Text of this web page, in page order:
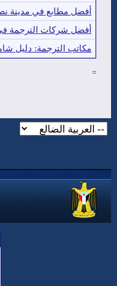
أفضل مطابع في مدينة
أفضل شركات الترجمة
مكاتب الترجمة: دليل
=